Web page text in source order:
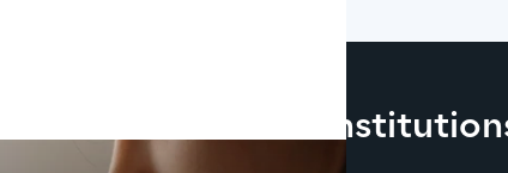
regret pour les